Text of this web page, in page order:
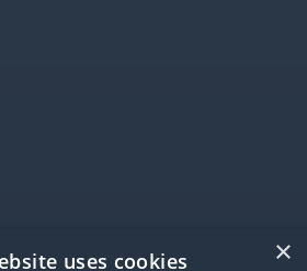
×
uses cookies